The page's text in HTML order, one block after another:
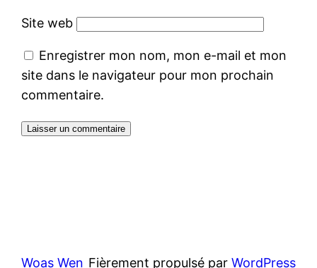
Site web
Enregistrer mon nom, mon e-mail et mon
site dans le navigateur pour mon prochain
commentaire.
Woas Wen Fièrement propulsé par WordPress